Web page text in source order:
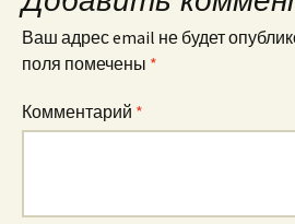
Ваш адрес email не будет
поля помечены *
Комментарий *